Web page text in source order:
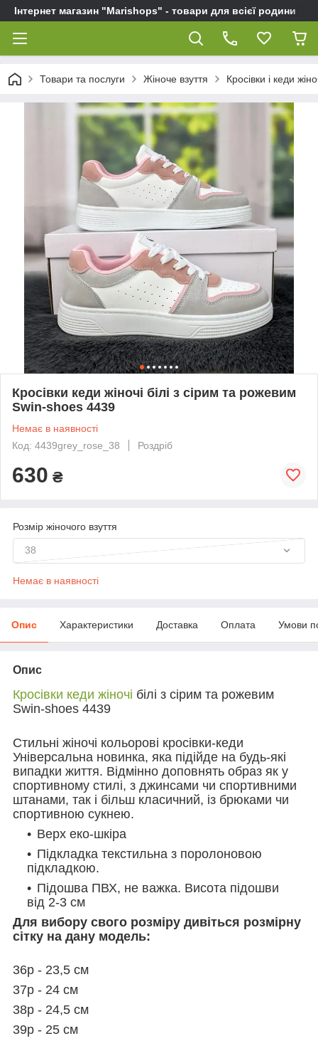
Інтернет магазин "Marishops" - товари для всієї родини
Товари та послуги Жіноче взуття Кросівки і кеди
Кросівки кеди жіночі білі з сірим та рожевим
Swin-shoes 4439
Немає в наявності
Код: 4439grey_rose_38
Роздріб
630 ₴
Розмір жіночого взуття
38
Немає в наявності
Опис Характеристики Доставка Оплата Умови
Опис
Кросівки кеди жіночі білі з сірим та рожевим
Swin-shoes 4439
Стильні жіночі кольорові кросівки-кеди
Універсальна новинка, яка підійде на будь-які
випадки життя. Відмінно доповнять образ як у
спортивному стилі, з джинсами чи спортивними
штанами, так і більш класичний, із брюками чи
спортивною сукнею.
Верх еко-шкіра
Підкладка текстильна з поролоновою
підкладкою.
Підошва ПВХ, не важка. Висота підошви
від 2-3 см
Для вибору свого розміру дивіться розмірну
сітку на дану модель:
36р - 23,5 см
37р - 24 см
38р - 24,5 см
39р - 25 см